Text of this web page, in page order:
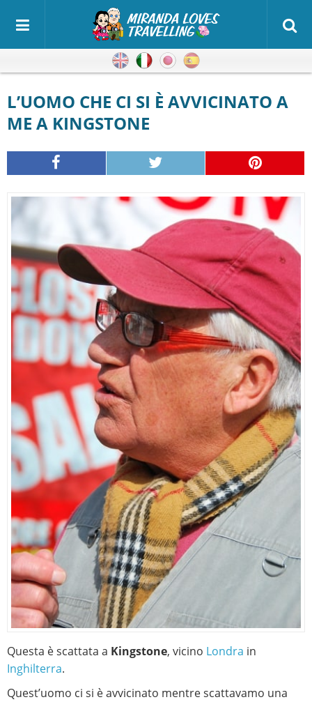
IngleseItalianoGiapponese
L’UOMO CHE CI SI È AVVICINATO A
ME A KINGSTONE
Questa è scattata a Kingstone, vicino Londra in
Inghilterra.
Quest’uomo ci si è avvicinato mentre scattavamo una